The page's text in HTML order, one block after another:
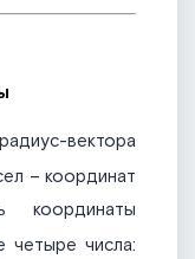
вектора
– координат
координаты
числа: